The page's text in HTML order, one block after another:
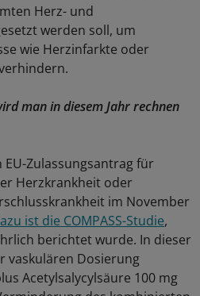
Herz- und
werden soll, um
wie Herzinfarkte oder
man in diesem Jahr rechnen
EU-Zulassungsantrag für
Herzkrankheit oder
im November
ist die COMPASS-Studie,
berichtet wurde. In dieser
vaskulären Dosierung
Acetylsalycylsäure 100 mg